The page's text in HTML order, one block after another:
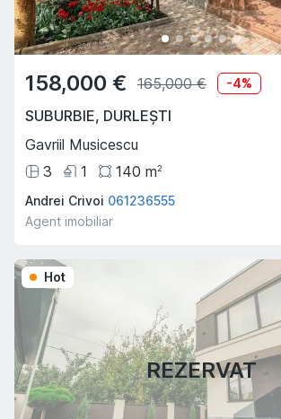
158,000 € 165,000 € -4%
SUBURBIE, DURLEȘTI
Gavriil Musicescu
3
1 140 m2
Andrei Crivoi 061236555
Agent imobiliar
REZERVAT
Hot